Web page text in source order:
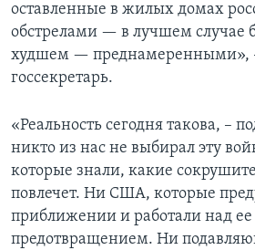
оставленные в жилых домах
обстрелами — в лучшем случае
худшем — преднамеренными»,
госсекретарь.
«Реальность сегодня такова, –
никто из нас не выбирал эту
которые знали, какие
повлечет. Ни США, которые
приближении и работали над ее
предотвращением. Ни